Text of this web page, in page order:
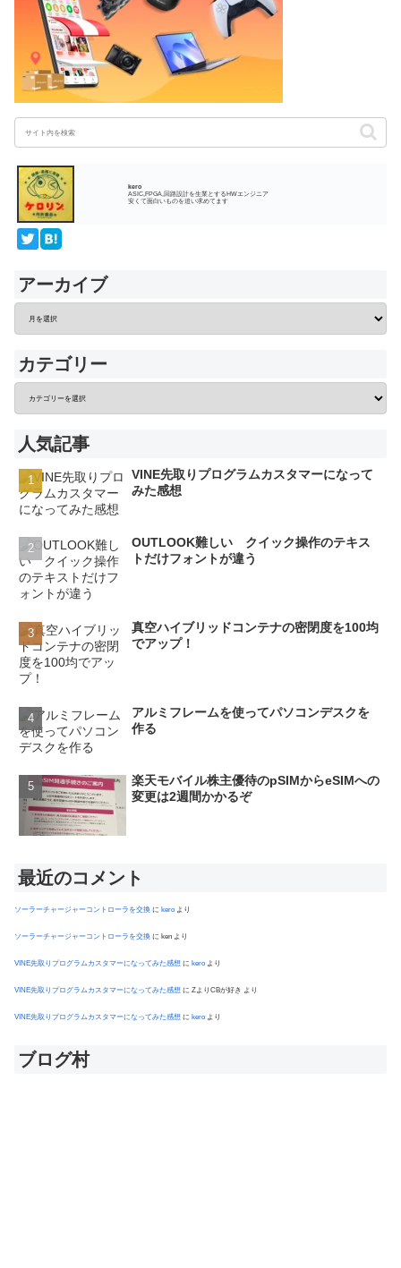
kero
ASIC,FPGA,回路設計を生業とするHWエンジニア
安くて面白いものを追い求めてます
アーカイブ
カテゴリー
人気記事
VINE先取りプログラムカスタマーになって
みた感想
OUTLOOK難しい クイック操作のテキス
トだけフォントが違う
真空ハイブリッドコンテナの密閉度を100均
でアップ！
アルミフレームを使ってパソコンデスクを
作る
楽天モバイル株主優待のpSIMからeSIMへの
変更は2週間かかるぞ
最近のコメント
ソーラーチャージャーコントローラを交換 に kero より
ソーラーチャージャーコントローラを交換 に ken より
VINE先取りプログラムカスタマーになってみた感想 に kero より
VINE先取りプログラムカスタマーになってみた感想 に ZよりCBが好き より
VINE先取りプログラムカスタマーになってみた感想 に kero より
ブログ村